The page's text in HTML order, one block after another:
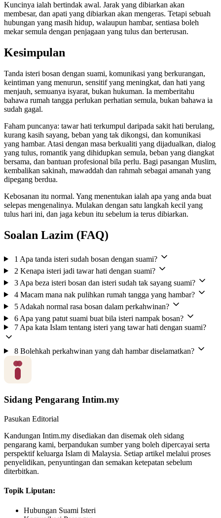
Kuncinya ialah bertindak awal. Jarak yang dibiarkan akan
membesar, dan apati yang dibiarkan akan mengeras. Tetapi sebuah
hubungan yang masih hidup, walaupun hambar, sentiasa boleh
mekar semula dengan penjagaan yang tulus dan berterusan.
Kesimpulan
Tanda isteri bosan dengan suami, komunikasi yang berkurangan,
keintiman yang menurun, sensitif yang meningkat, dan hati yang
menjauh, semuanya isyarat, bukan hukuman. Ia memberitahu
bahawa rumah tangga perlukan perhatian semula, bukan bahawa ia
sudah gagal.
Faham puncanya: tawar hati terkumpul daripada sakit hati berulang,
kurang kasih sayang, beban yang tak dikongsi, dan komunikasi
yang hambar. Atasi dengan masa berkualiti yang dijadualkan, dialog
yang tulus, romantik yang dihidupkan semula, beban yang diangkat
bersama, dan bantuan profesional bila perlu. Bagi pasangan Muslim,
kembalikan sakinah, mawaddah dan rahmah sebagai amanah yang
dipegang berdua.
Kebosanan itu normal. Yang menentukan ialah apa yang anda buat
selepas mengenalinya. Mulakan dengan satu langkah kecil yang
tulus hari ini, dan jaga kebun itu sebelum ia terus dibiarkan.
Soalan Lazim (FAQ)
1 Apa tanda isteri sudah bosan dengan suami?
2 Kenapa isteri jadi tawar hati dengan suami?
3 Apa beza isteri bosan dan isteri sudah tak sayang suami?
4 Macam mana nak pulihkan rumah tangga yang hambar?
5 Adakah normal rasa bosan dalam perkahwinan?
6 Apa yang patut suami buat bila isteri nampak bosan?
7 Apa kata Islam tentang isteri yang tawar hati dengan suami?
8 Bolehkah perkahwinan yang dah hambar diselamatkan?
Sidang Pengarang Intim.my
Pasukan Editorial
Kandungan Intim.my disediakan dan disemak oleh sidang
pengarang kami, berpandukan sumber yang boleh dipercayai serta
perspektif keluarga Islam di Malaysia. Setiap artikel melalui proses
penyelidikan, penyuntingan dan semakan ketepatan sebelum
diterbitkan.
Topik Liputan:
Hubungan Suami Isteri